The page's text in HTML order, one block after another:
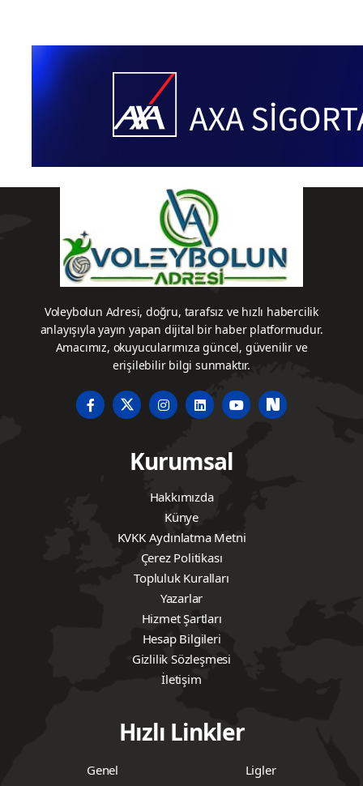
Voleybolun Adresi, doğru, tarafsız ve hızlı habercilik
anlayışıyla yayın yapan dijital bir haber platformudur.
Amacımız, okuyucularımıza güncel, güvenilir ve
erişilebilir bilgi sunmaktır.
Kurumsal
Hakkımızda
Künye
KVKK Aydınlatma Metni
Çerez Politikası
Topluluk Kuralları
Yazarlar
Hizmet Şartları
Hesap Bilgileri
Gizlilik Sözleşmesi
İletişim
Hızlı Linkler
Genel
Ligler